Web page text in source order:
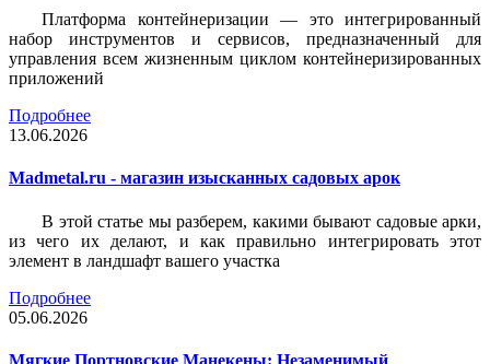
Платформа контейнеризации — это интегрированный
набор инструментов и сервисов, предназначенный для
управления всем жизненным циклом контейнеризированных
приложений
Подробнее
13.06.2026
Madmetal.ru - магазин изысканных садовых арок
В этой статье мы разберем, какими бывают садовые арки,
из чего их делают, и как правильно интегрировать этот
элемент в ландшафт вашего участка
Подробнее
05.06.2026
Мягкие Портновские Манекены: Незаменимый